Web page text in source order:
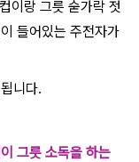
이랑 그릇 숟가락 젓
들어있는 주전자가
니다.
그릇 소독을 하는